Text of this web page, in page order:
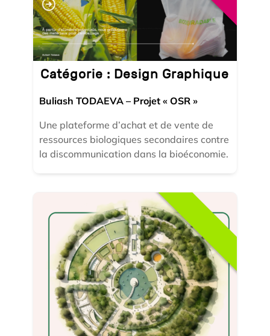
Catégorie : Design Graphique
Buliash TODAEVA – Projet « OSR »
Une plateforme d’achat et de vente de
ressources biologiques secondaires contre
la discommunication dans la bioéconomie.